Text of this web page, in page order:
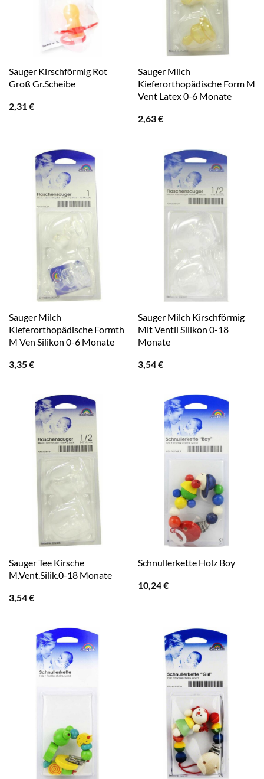
Sauger Kirschförmig Rot
Groß Gr.Scheibe
2,31€
Sauger Milch
Kieferorthopädische Form M
Vent Latex 0-6 Monate
2,63€
Sauger Milch
Kieferorthopädische Formth
M Ven Silikon 0-6 Monate
3,35€
Sauger Milch Kirschförmig
Mit Ventil Silikon 0-18
Monate
3,54€
Sauger Tee Kirsche
M.Vent.Silik.0-18 Monate
3,54€
Schnullerkette Holz Boy
10,24€